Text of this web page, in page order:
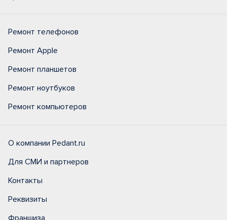
Ремонт телефонов
Ремонт Apple
Ремонт планшетов
Ремонт ноутбуков
Ремонт компьютеров
О компании Pedant.ru
Для СМИ и партнеров
Контакты
Реквизиты